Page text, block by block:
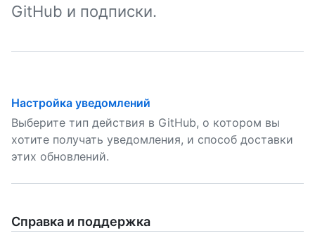
GitHub и подписки.
Настройка уведомлений
Выберите тип действия в GitHub, о котором вы
хотите получать уведомления, и способ доставки
этих обновлений.
Справка и поддержка